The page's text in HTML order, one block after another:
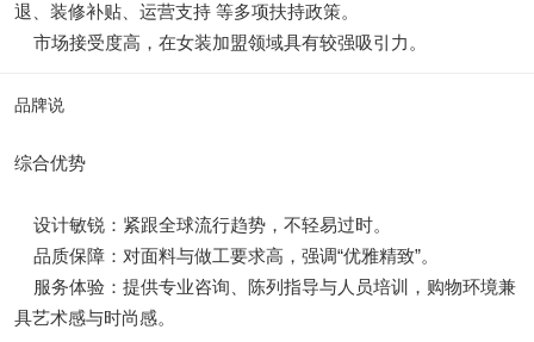
退、装修补贴、运营支持 等多项扶持政策。
市场接受度高，在女装加盟领域具有较强吸引力。
品牌说
综合优势
设计敏锐：紧跟全球流行趋势，不轻易过时。
品质保障：对面料与做工要求高，强调“优雅精致”。
服务体验：提供专业咨询、陈列指导与人员培训，购物环境兼
具艺术感与时尚感。